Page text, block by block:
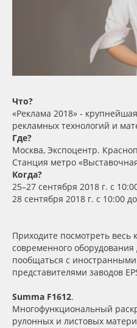
Контакты
Блог
Поставщикам
Избранное
8 800 550 7888
Москва
Клей, скотчи и крепёж
Мобильные конструкции и
Сублимация и
Светотехника
Инженерные пластики
Упаковочные материалы
Оборудование и
Новинки ассортимента
Oracal 641
Что?
«Реклама 2018» -
рекламных технологий и
Где?
Москва, Экспоцентр.
Станция метро
Когда?
25–27 сентября 2018 г. с
28 сентября 2018 г. с 10:00
Приходите посмотреть весь
современного
пообщаться с
представителями заводов
Summa F1612.
Многофункциональный
рулонных и листовых